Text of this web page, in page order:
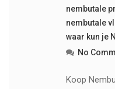
nembutale
nembutale
waar kun je
No
Koop